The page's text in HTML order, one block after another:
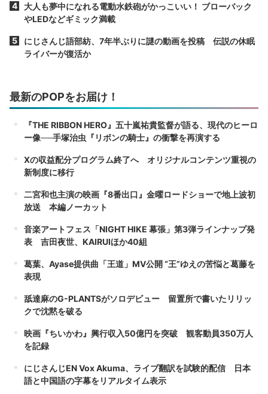
大人も夢中になれる電動水鉄砲がかっこいい！ ブローバック
やLEDなどギミック満載
にじさんじ語部紡、7年半ぶりに謎の動画を投稿 伝説の休眠
ライバーが復活か
最新のPOPをお届け！
『THE RIBBON HERO』五十嵐祐貴監督が語る、現代のヒーロ
ー像──手塚治虫『リボンの騎士』の衝撃を再演する
Xの収益配分プログラム終了へ オリジナルコンテンツ重視の
新制度に移行
二宮和也主演の映画『8番出口』金曜ロードショーで地上波初
放送 本編ノーカット
音楽アートフェス「NIGHT HIKE 幕張」第3弾ラインナップ発
表 吉田夜世、KAIRUIほか40組
葛葉、Ayase提供曲「王道」MV公開 “王”ゆえの苦悩と葛藤を
表現
舐達麻のG-PLANTSがソロデビュー 留置所で書いたリリッ
クで沈黙を破る
映画『ちいかわ』興行収入50億円を突破 観客動員350万人
を記録
にじさんじEN Vox Akuma、ライブ翻訳を試験的配信 日本
語と中国語の字幕をリアルタイム表示